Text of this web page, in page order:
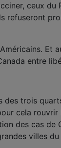
ceux
refuseront
Et
entre
des trois
cela rouvrir
des cas de
villes